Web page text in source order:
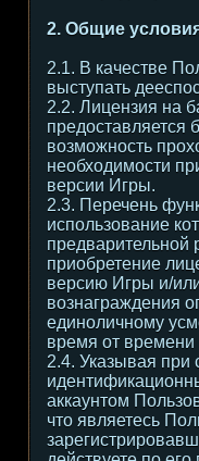
2. Общие
2.1. В качестве
выступать
2.2. Лицензия на
предоставляется
возможность
необходимости
версии Игры.
2.3. Перечень
использование
предварительной
приобретение
версию Игры и/
вознаграждения
единоличному
время от времени
2.4. Указывая
аккаунтом
что являетесь